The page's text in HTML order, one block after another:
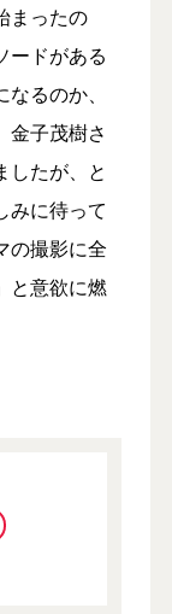
まったの
ードがある
るのか、
金子茂樹さ
したが、と
みに待って
の撮影に全
と意欲に燃